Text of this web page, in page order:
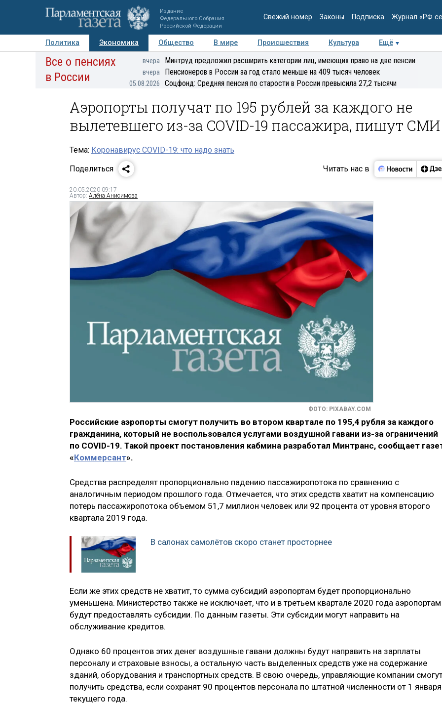
Издание
Федерального Собрания
Российской Федерации
Свежий номер Законы Подписка Журнал «РФ
Политика Экономика Общество В мире Происшествия Культура
Ещё
Авторы Персоны Мнения Регионы Медиацентр Интервью Колумнисты
Все о пенсиях
в России
вчера Минтруд предложил расширить категории лиц, имеющих право на две пенсии
вчера Пенсионеров в России за год стало меньше на 409 тысяч человек
05.08.2026 Соцфонд: Средняя пенсия по старости в России превысила 27,2 тысячи
Аэропорты получат по 195 рублей за каждого не
вылетевшего из-за COVID-19 пассажира, пишут СМИ
Тема: Коронавирус COVID-19: что надо знать
Поделиться
Читать нас в
20.05.2020 09:17
Автор: Алёна Анисимова
ФОТО: PIXABAY.COM
Российские аэропорты смогут получить во втором квартале по 195,4 рубля за каждого
гражданина, который не воспользовался услугами воздушной гавани из-за ограничений
по COVID-19. Такой проект постановления кабмина разработал Минтранс, сообщает
«Коммерсант».
Средства распределят пропорционально падению пассажиропотока по сравнению с
аналогичным периодом прошлого года. Отмечается, что этих средств хватит на компенсацию
потерь пассажиропотока объемом 51,7 миллион человек или 92 процента от уровня второго
квартала 2019 года.
В салонах самолётов скоро станет просторнее
Если же этих средств не хватит, то сумма субсидий аэропортам будет пропорционально
уменьшена. Министерство также не исключает, что и в третьем квартале 2020 года аэропортам
будут предоставлять субсидии. По данным газеты. Эти субсидии могут направить на
обслуживание кредитов.
Однако 60 процентов этих денег воздушные гавани должны будут направить на зарплаты
персоналу и страховые взносы, а остальную часть выделенных средств уже на содержание
зданий, оборудования и транспортных средств. В свою очередь, управляющие компании
получить средства, если сохранят 90 процентов персонала по штатной численности от 1 января
текущего года.